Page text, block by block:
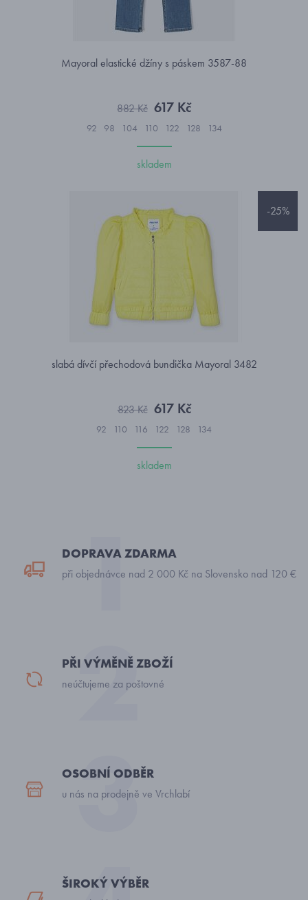
Mayoral elastické džíny s páskem 3587-88
882 Kč 617 Kč
92 98 104 110 122 128 134
skladem
-25%
slabá dívčí přechodová bundička Mayoral 3482
823 Kč 617 Kč
92 110 116 122 128 134
skladem
DOPRAVA ZDARMA
při objednávce nad 2 000 Kč na Slovensko nad 120 €
PŘI VÝMĚNĚ ZBOŽÍ
neúčtujeme za poštovné
OSOBNÍ ODBĚR
u nás na prodejně ve Vrchlabí
ŠIROKÝ VÝBĚR